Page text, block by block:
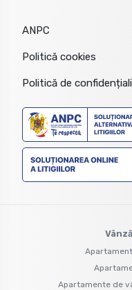
ANPC
Politică cookies
Politică de
Apartamente de